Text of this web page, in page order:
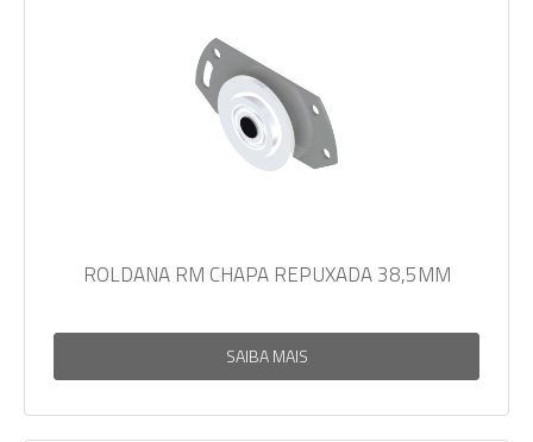
ROLDANA RM CHAPA REPUXADA 38,5MM
SAIBA MAIS